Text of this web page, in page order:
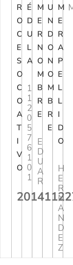
R
O
C
E
S
O
C
O
A
T
I
V
O
É
D
U
L
A
1
1
2
0
5
7
6
1
0
1
M
E
R
N
O
M
B
R
E
E
D
U
A
R
U
N
D
O
N
O
M
B
R
E
M
E
R
A
P
E
L
L
I
D
O
H
E
R
N
A
N
D
E
Z